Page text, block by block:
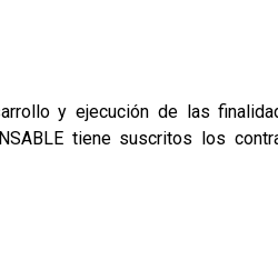
y ejecución de las
tiene suscritos los